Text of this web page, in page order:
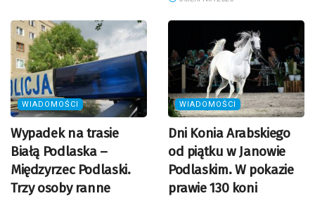
WIADOMOŚCI
Wypadek na trasie
Białą Podlaska –
Międzyrzec Podlaski.
Trzy osoby ranne
WIADOMOŚCI
Dni Konia Arabskiego
od piątku w Janowie
Podlaskim. W pokazie
prawie 130 koni